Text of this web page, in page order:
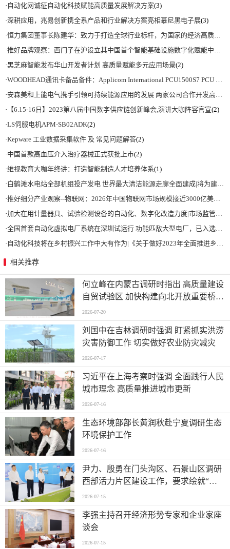
· 自动化网诚征自动化科技赋能高质量发展解决方案(3)
·深耕应用，兆易创新携全系产品和行业解决方案亮相慕尼黑电子展(3)
·恒力集团董事长陈建华：致力于打造全球行业标杆，为国家的经济高质量发展贡献更大力量|上海电气集团党委书记、董事长吴磊来访
·推好品牌观察：西门子在沪设立其中国首个智能基础设施数字化赋能中心
·黑芝麻智能发布华山开发者计划 高质量赋能多元应用场景(2)
·WOODHEAD通讯卡备品备件：Applicom International PCU1500S7 PCU 1500 S7 V4.5.0
·安森美和上能电气携手引领可持续能源应用的发展 两家公司合作开发高性能储能和太阳能组串式逆变器方案 以实现可持续的未来
· 【6.15-16日】2023第八届中国数字供应链创新峰会,演讲大咖阵容官宣(2)
·LS伺服电机APM-SB02ADK(2)
·Kepware 工业数据采集软件 及 常见问题解答(2)
·中国首款高血压介入治疗器械正式获批上市(2)
·维视教育大咖年终讲：打造智能制造人才培养体系(1)
·白鹤滩水电站全部机组投产发电 世界最大清洁能源走廊全面建成|将为建设新型能源体系、保障国家能源安全、实现“双碳”目标提供有力支撑
·推好细分产业观察--物联网：2026年中国物联网市场规模接近3000亿美元 智慧工厂、智慧城市、智慧电网等将占60%以上
·加大在用计量器具、试验检测设备的自动化、数字化改造力度|市场监管总局 工业和信息化部 关于促进企业计量能力提升的指导意见
·全国首套自动化虚拟电厂系统在深圳试运行 功能匹敌大型电厂，已入选国际典型案例
· 自动化科技将在乡村振兴工作中大有作为|《关于做好2023年全面推进乡村振兴重点工作的意见》发布
相关推荐
何立峰在内蒙古调研时指出 高质量建设
自贸试验区 加快构建向北开放重要桥头
堡
2026-07-20
刘国中在吉林调研时强调 盯紧抓实洪涝
灾害防御工作 切实做好农业防灾减灾
2026-07-17
习近平在上海考察时强调 全面践行人民
城市理念 高质量推进城市更新
2026-07-16
生态环境部部长黄润秋赴宁夏调研生态
环境保护工作
2026-07-16
尹力、殷勇在门头沟区、石景山区调研
西部活力片区建设工作，要求绘就“山
水京西、活力永定”新图景
2026-07-15
李强主持召开经济形势专家和企业家座
谈会
2026-07-15